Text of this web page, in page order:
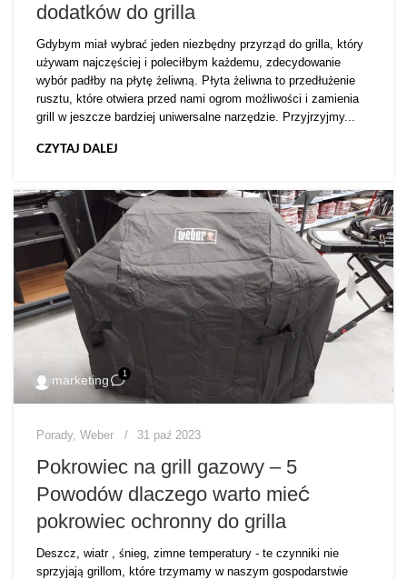
dodatków do grilla
Gdybym miał wybrać jeden niezbędny przyrząd do grilla, który
używam najczęściej i poleciłbym każdemu, zdecydowanie
wybór padłby na płytę żeliwną. Płyta żeliwna to przedłużenie
rusztu, które otwiera przed nami ogrom możliwości i zamienia
grill w jeszcze bardziej uniwersalne narzędzie. Przyjrzyjmy...
CZYTAJ DALEJ
marketing 1
Porady, Weber 31 paź 2023
Pokrowiec na grill gazowy – 5
Powodów dlaczego warto mieć
pokrowiec ochronny do grilla
Deszcz, wiatr , śnieg, zimne temperatury - te czynniki nie
sprzyjają grillom, które trzymamy w naszym gospodarstwie